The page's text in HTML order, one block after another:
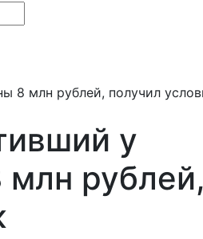
8 млн рублей, получил
у